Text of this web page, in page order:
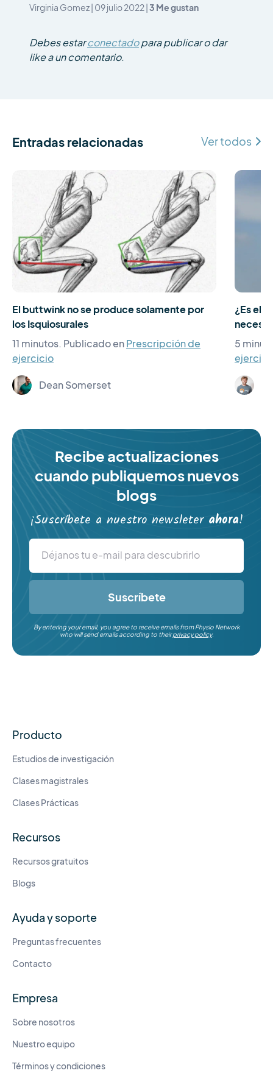
Virginia Gomez 09 julio 2022 3 Me gustan
Debes estarconectadopara publicar o dar
like a un comentario.
Entradas relacionadas Ver todos
El buttwink no se produce solamente por
los Isquiosurales
11 minutos. Publicado enPrescripción de
ejercicio
Dean Somerset
¿Es el
5
Recibe actualizaciones
cuando publiquemos nuevos
blogs
¡Suscríbete a nuestro newsleter ahora!
Suscríbete
By entering your email, you agree to receive emails from Physio Network
who will send emails according to theirprivacy policy.
Producto
Estudios de investigación
Clases magistrales
Clases Prácticas
Recursos
Recursos gratuitos
Blogs
Ayuda y soporte
Preguntas frecuentes
Contacto
Empresa
Sobre nosotros
Nuestro equipo
Términos y condiciones